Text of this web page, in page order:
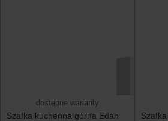
dostępne warianty
Szafka kuchenna górna Edan